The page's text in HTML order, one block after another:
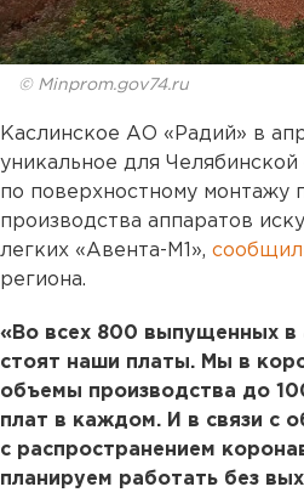
© Minprom.gov74.ru
Каслинское АО «Радий» в
уникальное для
по поверхностному монтажу
производства аппаратов
легких «Авента-М1»,
региона.
«Во всех 800 выпущенных в
стоят наши платы. Мы в
объемы производства до
плат в каждом. И в связи с
с распространением
планируем работать без